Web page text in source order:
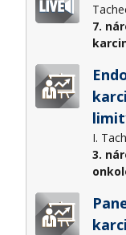
7.
3.